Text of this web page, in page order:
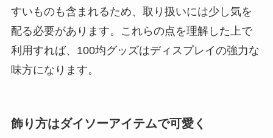
すいものも含まれるため、取り扱いには少し気を
配る必要があります。これらの点を理解した上で
利用すれば、100均グッズはディスプレイの強力な
味方になります。
飾り方はダイソーアイテムで可愛く